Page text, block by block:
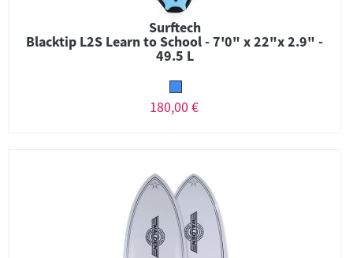
Surftech
Blacktip L2S Learn to School - 7'0" x 22"x 2.9" -
49.5 L
180,00 €